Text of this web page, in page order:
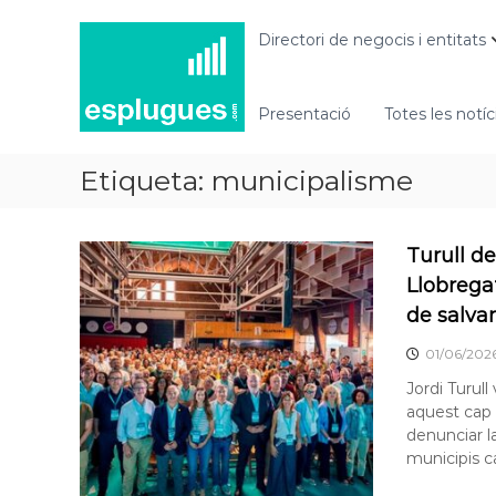
o
c
e
s
'
E
s
p
l
u
g
u
e
o
a
'
a
t
u
a
l
i
t
a
t
i
i
n
Directori de negocis i entitats
Presentació Totes les
Etiqueta: municipalisme
Turull
de
01/06/
Jordi Turull
aquest
denunciar
municipis